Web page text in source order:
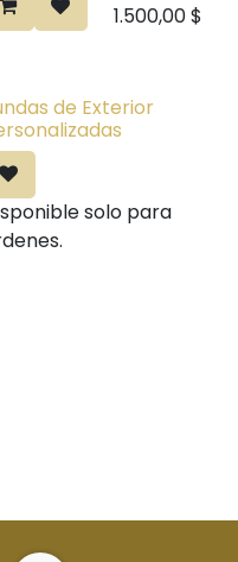
1.500,00$
de Exterior
solo para